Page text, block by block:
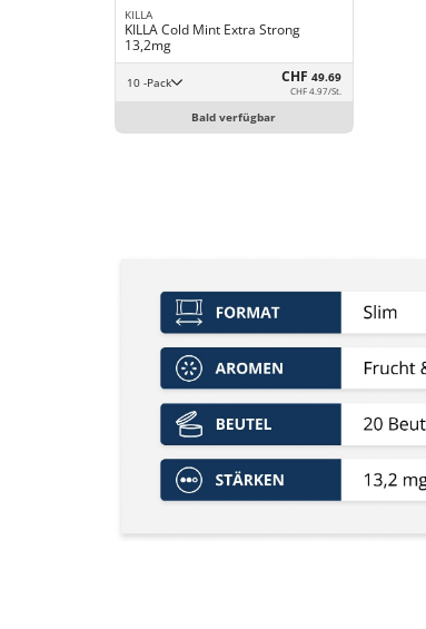
KILLA
KILLA Cold Mint Extra Strong
13,2mg
10 -Pack CHF 49.69
CHF 4.97/St.
Bald verfügbar